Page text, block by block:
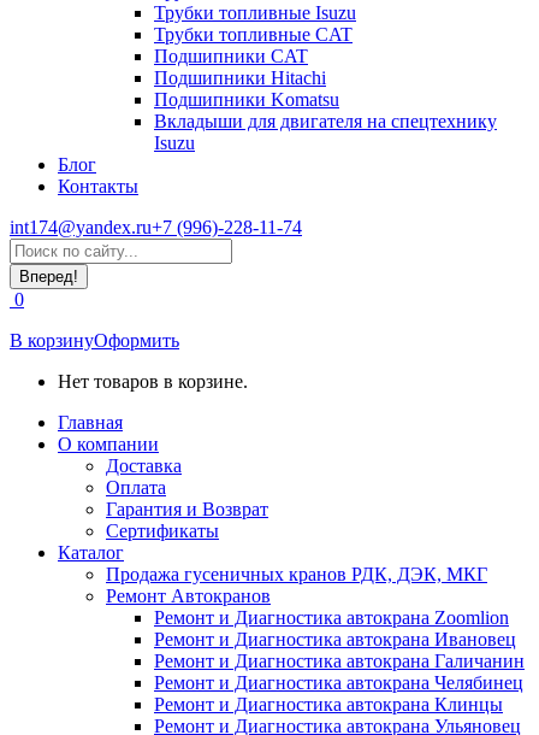
Трубки топливные Isuzu
Трубки топливные CAT
Подшипники CAT
Подшипники Hitachi
Подшипники Komatsu
Вкладыши для двигателя на спецтехнику
Isuzu
Блог
Контакты
int174@yandex.ru+7 (996)-228-11-74
Страница
WhatsApp
открывается
в
новом
окне
Поиск:
0
В корзинуОформить
Нет товаров в корзине.
Главная
О компании
Доставка
Оплата
Гарантия и Возврат
Сертификаты
Каталог
Продажа гусеничных кранов РДК, ДЭК, МКГ
Ремонт Автокранов
Ремонт и Диагностика автокрана Zoomlion
Ремонт и Диагностика автокрана Ивановец
Ремонт и Диагностика автокрана Галичанин
Ремонт и Диагностика автокрана Челябинец
Ремонт и Диагностика автокрана Клинцы
Ремонт и Диагностика автокрана Ульяновец